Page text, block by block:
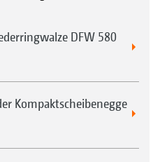
DFW 580
Kompaktscheibenegge